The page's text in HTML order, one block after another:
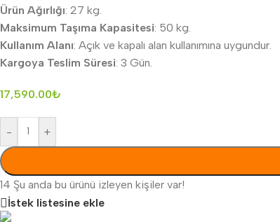
Ürün Ağırlığı: 27 kg.
Maksimum Taşıma Kapasitesi: 50 kg.
Kullanım Alanı: Açık ve kapalı alan kullanımına uygundur.
Kargoya Teslim Süresi: 3 Gün.
17,590.00₺
- +
14 Şu anda bu ürünü izleyen kişiler var!
İstek listesine ekle